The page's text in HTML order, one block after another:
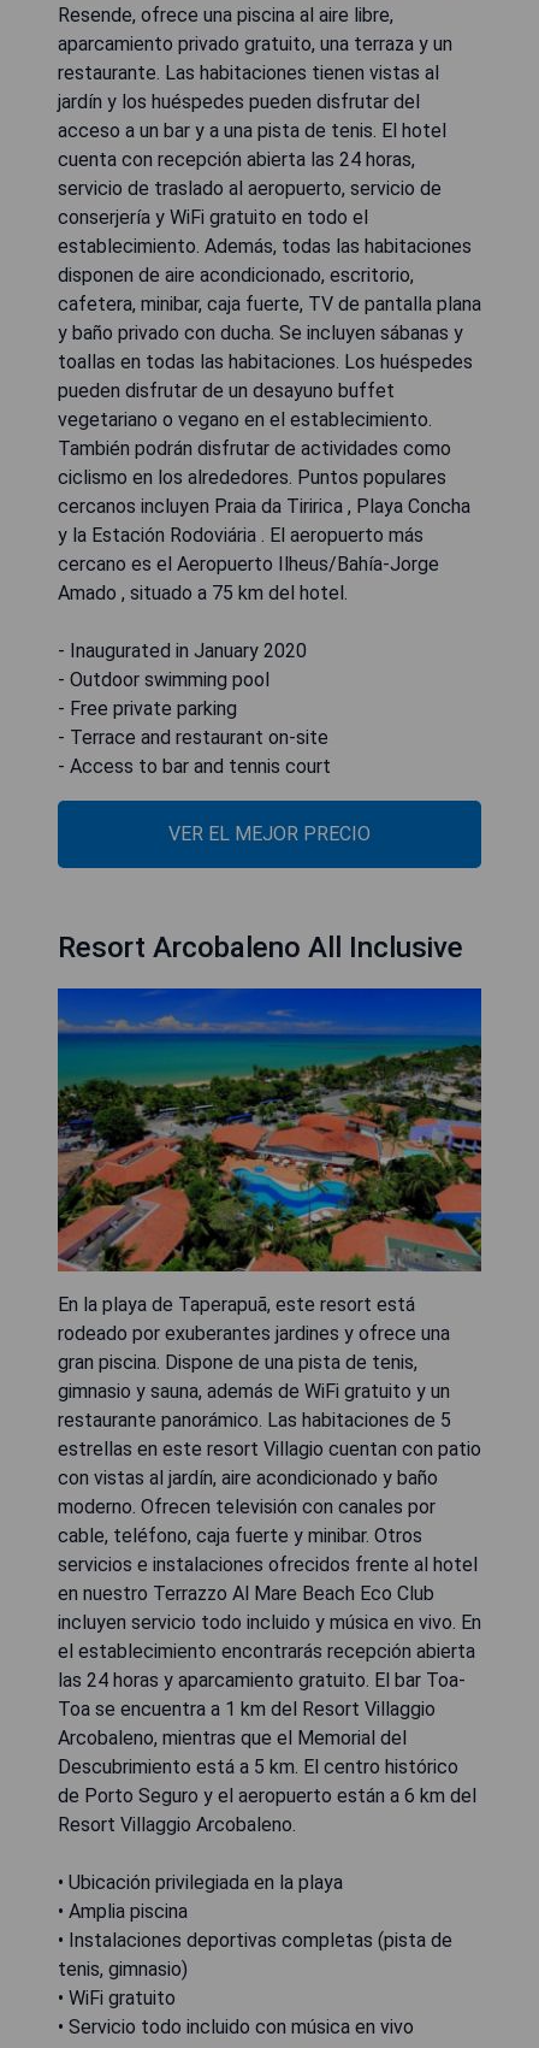
Resende, ofrece una piscina al aire libre,
aparcamiento privado gratuito, una terraza y un
restaurante. Las habitaciones tienen vistas al
jardín y los huéspedes pueden disfrutar del
acceso a un bar y a una pista de tenis. El hotel
cuenta con recepción abierta las 24 horas,
servicio de traslado al aeropuerto, servicio de
conserjería y WiFi gratuito en todo el
establecimiento. Además, todas las habitaciones
disponen de aire acondicionado, escritorio,
cafetera, minibar, caja fuerte, TV de pantalla plana
y baño privado con ducha. Se incluyen sábanas y
toallas en todas las habitaciones. Los huéspedes
pueden disfrutar de un desayuno buffet
vegetariano o vegano en el establecimiento.
También podrán disfrutar de actividades como
ciclismo en los alrededores. Puntos populares
cercanos incluyen Praia da Tiririca , Playa Concha
y la Estación Rodoviária . El aeropuerto más
cercano es el Aeropuerto Ilheus/Bahía-Jorge
Amado , situado a 75 km del hotel.
- Inaugurated in January 2020
- Outdoor swimming pool
- Free private parking
- Terrace and restaurant on-site
- Access to bar and tennis court
VER EL MEJOR PRECIO
Resort Arcobaleno All Inclusive
En la playa de Taperapuã, este resort está
rodeado por exuberantes jardines y ofrece una
gran piscina. Dispone de una pista de tenis,
gimnasio y sauna, además de WiFi gratuito y un
restaurante panorámico. Las habitaciones de 5
estrellas en este resort Villagio cuentan con patio
con vistas al jardín, aire acondicionado y baño
moderno. Ofrecen televisión con canales por
cable, teléfono, caja fuerte y minibar. Otros
servicios e instalaciones ofrecidos frente al hotel
en nuestro Terrazzo Al Mare Beach Eco Club
incluyen servicio todo incluido y música en vivo. En
el establecimiento encontrarás recepción abierta
las 24 horas y aparcamiento gratuito. El bar Toa-
Toa se encuentra a 1 km del Resort Villaggio
Arcobaleno, mientras que el Memorial del
Descubrimiento está a 5 km. El centro histórico
de Porto Seguro y el aeropuerto están a 6 km del
Resort Villaggio Arcobaleno.
• Ubicación privilegiada en la playa
• Amplia piscina
• Instalaciones deportivas completas (pista de
tenis, gimnasio)
• WiFi gratuito
• Servicio todo incluido con música en vivo